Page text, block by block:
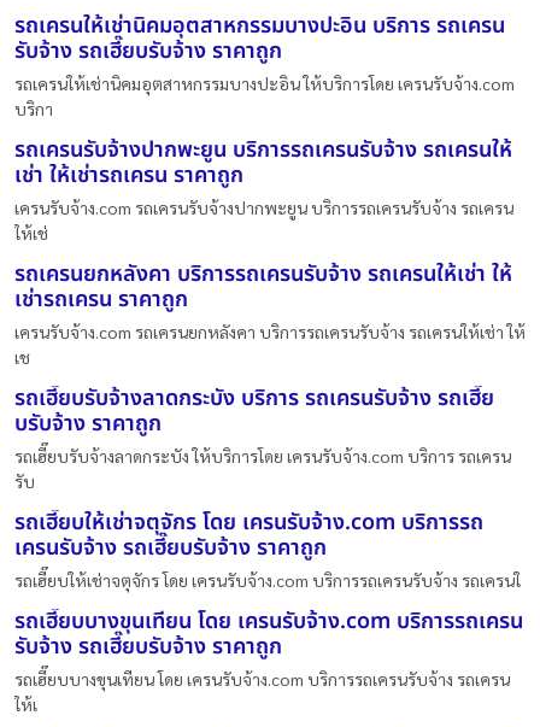
รถเครนให้เช่านิคมอุตสาหกรรมบางปะอิน บริการ รถเครน
รับจ้าง รถเฮี๊ยบรับจ้าง ราคาถูก
รถเครนให้เช่านิคมอุตสาหกรรมบางปะอิน ให้บริการโดย เครนรับจ้าง.com
บริกา
รถเครนรับจ้างปากพะยูน บริการรถเครนรับจ้าง รถเครนให้
เช่า ให้เช่ารถเครน ราคาถูก
เครนรับจ้าง.com รถเครนรับจ้างปากพะยูน บริการรถเครนรับจ้าง รถเครน
ให้เช่
รถเครนยกหลังคา บริการรถเครนรับจ้าง รถเครนให้เช่า ให้
เช่ารถเครน ราคาถูก
เครนรับจ้าง.com รถเครนยกหลังคา บริการรถเครนรับจ้าง รถเครนให้เช่า ให้
เช
รถเฮี๊ยบรับจ้างลาดกระบัง บริการ รถเครนรับจ้าง รถเฮี๊ย
บรับจ้าง ราคาถูก
รถเฮี๊ยบรับจ้างลาดกระบัง ให้บริการโดย เครนรับจ้าง.com บริการ รถเครน
รับ
รถเฮี๊ยบให้เช่าจตุจักร โดย เครนรับจ้าง.com บริการรถ
เครนรับจ้าง รถเฮี๊ยบรับจ้าง ราคาถูก
รถเฮี๊ยบให้เช่าจตุจักร โดย เครนรับจ้าง.com บริการรถเครนรับจ้าง รถเครนใ
รถเฮี๊ยบบางขุนเทียน โดย เครนรับจ้าง.com บริการรถเครน
รับจ้าง รถเฮี๊ยบรับจ้าง ราคาถูก
รถเฮี๊ยบบางขุนเทียน โดย เครนรับจ้าง.com บริการรถเครนรับจ้าง รถเครน
ให้เ